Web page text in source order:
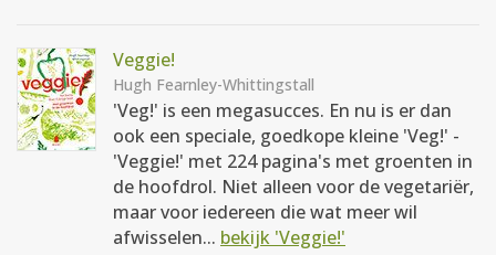
Veggie!
Hugh Fearnley-Whittingstall
'Veg!' is een megasucces. En nu is er dan
ook een speciale, goedkope kleine 'Veg!' -
'Veggie!' met 224 pagina's met groenten in
de hoofdrol. Niet alleen voor de vegetariër,
maar voor iedereen die wat meer wil
afwisselen... bekijk 'Veggie!'